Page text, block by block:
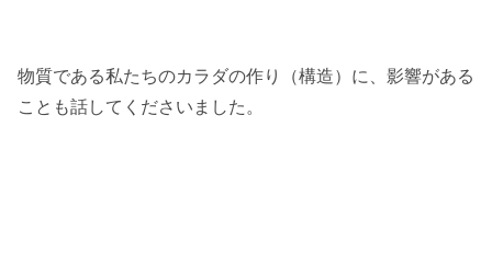
物質である私たちのカラダの作り（構造）に、影響がある
ことも話してくださいました。